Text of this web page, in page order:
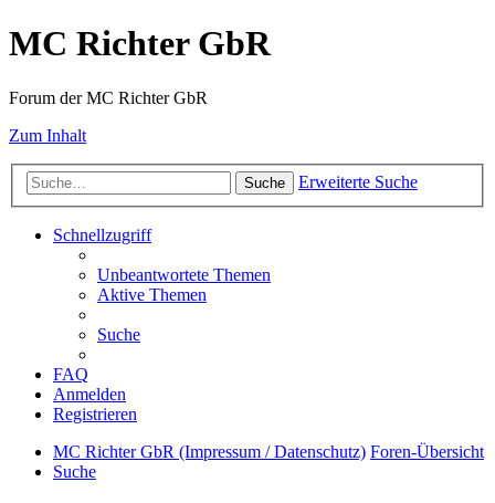
MC Richter GbR
Forum der MC Richter GbR
Zum Inhalt
Suche Erweiterte Suche
Schnellzugriff
Unbeantwortete Themen
Aktive Themen
Suche
FAQ
Anmelden
Registrieren
MC Richter GbR (Impressum / Datenschutz) Foren-Übersicht
Suche